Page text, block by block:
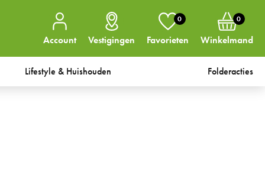
Account Vestigingen
0
Favorieten
0
Winkelmand
Lifestyle & Huishouden Folderacties